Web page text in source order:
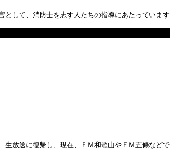
して、消防士を志す人たちの指導にあたっていま
放送に復帰し、現在、ＦＭ和歌山やＦＭ五條など